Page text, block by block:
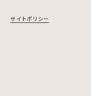
サイトポリシー